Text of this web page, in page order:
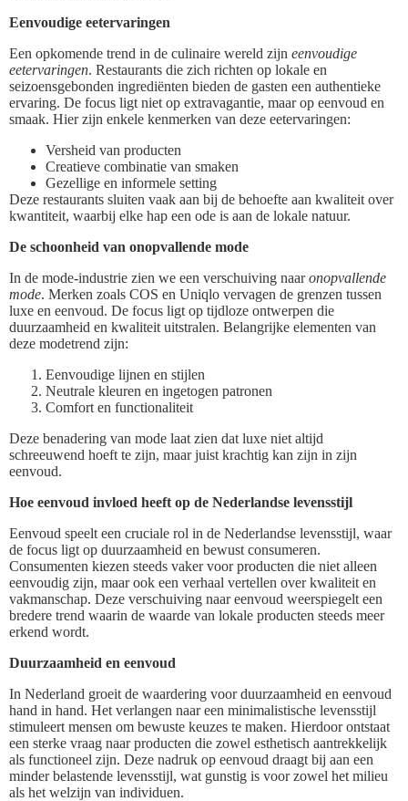
Eenvoudige eetervaringen
Een opkomende trend in de culinaire wereld zijn eenvoudige
eetervaringen. Restaurants die zich richten op lokale en
seizoensgebonden ingrediënten bieden de gasten een authentieke
ervaring. De focus ligt niet op extravagantie, maar op eenvoud en
smaak. Hier zijn enkele kenmerken van deze eetervaringen:
Versheid van producten
Creatieve combinatie van smaken
Gezellige en informele setting
Deze restaurants sluiten vaak aan bij de behoefte aan kwaliteit over
kwantiteit, waarbij elke hap een ode is aan de lokale natuur.
De schoonheid van onopvallende mode
In de mode-industrie zien we een verschuiving naaronopvallende
mode. Merken zoals COS en Uniqlo vervagen de grenzen tussen
luxe en eenvoud. De focus ligt op tijdloze ontwerpen die
duurzaamheid en kwaliteit uitstralen. Belangrijke elementen van
deze modetrend zijn:
Eenvoudige lijnen en stijlen
Neutrale kleuren en ingetogen patronen
Comfort en functionaliteit
Deze benadering van mode laat zien dat luxe niet altijd
schreeuwend hoeft te zijn, maar juist krachtig kan zijn in zijn
eenvoud.
Hoe eenvoud invloed heeft op de Nederlandse levensstijl
Eenvoud speelt een cruciale rol in de Nederlandse levensstijl, waar
de focus ligt op duurzaamheid en bewust consumeren.
Consumenten kiezen steeds vaker voor producten die niet alleen
eenvoudig zijn, maar ook een verhaal vertellen over kwaliteit en
vakmanschap. Deze verschuiving naar eenvoud weerspiegelt een
bredere trend waarin de waarde van lokale producten steeds meer
erkend wordt.
Duurzaamheid en eenvoud
In Nederland groeit de waardering voor duurzaamheid en eenvoud
hand in hand. Het verlangen naar een minimalistische levensstijl
stimuleert mensen om bewuste keuzes te maken. Hierdoor ontstaat
een sterke vraag naar producten die zowel esthetisch aantrekkelijk
als functioneel zijn. Deze nadruk op eenvoud draagt bij aan een
minder belastende levensstijl, wat gunstig is voor zowel het milieu
als het welzijn van individuen.